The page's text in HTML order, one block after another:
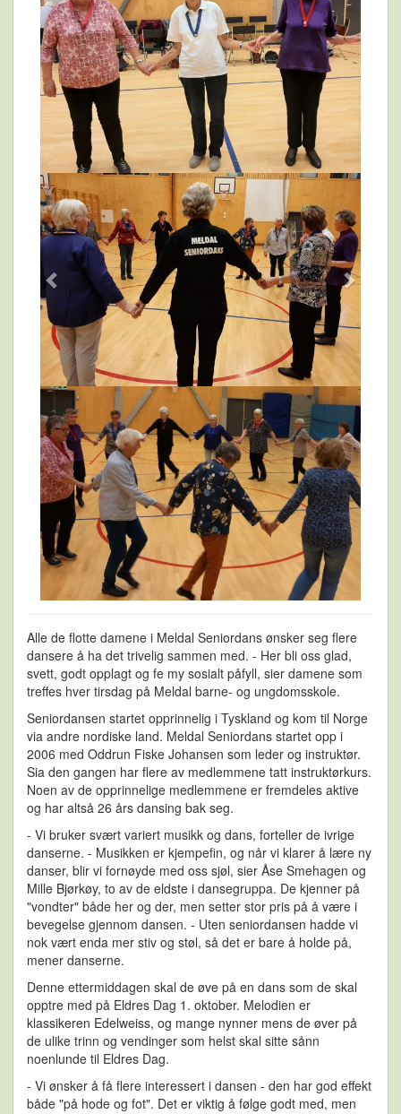
Alle de flotte damene i Meldal Seniordans ønsker seg flere
dansere å ha det trivelig sammen med. - Her bli oss glad,
svett, godt opplagt og fe my sosialt påfyll, sier damene som
treffes hver tirsdag på Meldal barne- og ungdomsskole.
Seniordansen startet opprinnelig i Tyskland og kom til Norge
via andre nordiske land. Meldal Seniordans startet opp i
2006 med Oddrun Fiske Johansen som leder og instruktør.
Sia den gangen har flere av medlemmene tatt instruktørkurs.
Noen av de opprinnelige medlemmene er fremdeles aktive
og har altså 26 års dansing bak seg.
- Vi bruker svært variert musikk og dans, forteller de ivrige
danserne. - Musikken er kjempefin, og når vi klarer å lære ny
danser, blir vi fornøyde med oss sjøl, sier Åse Smehagen og
Mille Bjørkøy, to av de eldste i dansegruppa. De kjenner på
"vondter" både her og der, men setter stor pris på å være i
bevegelse gjennom dansen. - Uten seniordansen hadde vi
nok vært enda mer stiv og støl, så det er bare å holde på,
mener danserne.
Denne ettermiddagen skal de øve på en dans som de skal
opptre med på Eldres Dag 1. oktober. Melodien er
klassikeren Edelweiss, og mange nynner mens de øver på
de ulike trinn og vendinger som helst skal sitte sånn
noenlunde til Eldres Dag.
- Vi ønsker å få flere interessert i dansen - den har god effekt
både "på hode og fot". Det er viktig å følge godt med, men